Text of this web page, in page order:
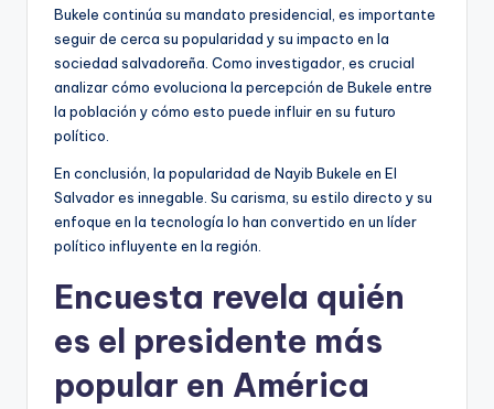
Bukele continúa su mandato presidencial, es importante
seguir de cerca su popularidad y su impacto en la
sociedad salvadoreña. Como investigador, es crucial
analizar cómo evoluciona la percepción de Bukele entre
la población y cómo esto puede influir en su futuro
político.
En conclusión, la popularidad de Nayib Bukele en El
Salvador es innegable. Su carisma, su estilo directo y su
enfoque en la tecnología lo han convertido en un líder
político influyente en la región.
Encuesta revela quién
es el presidente más
popular en América